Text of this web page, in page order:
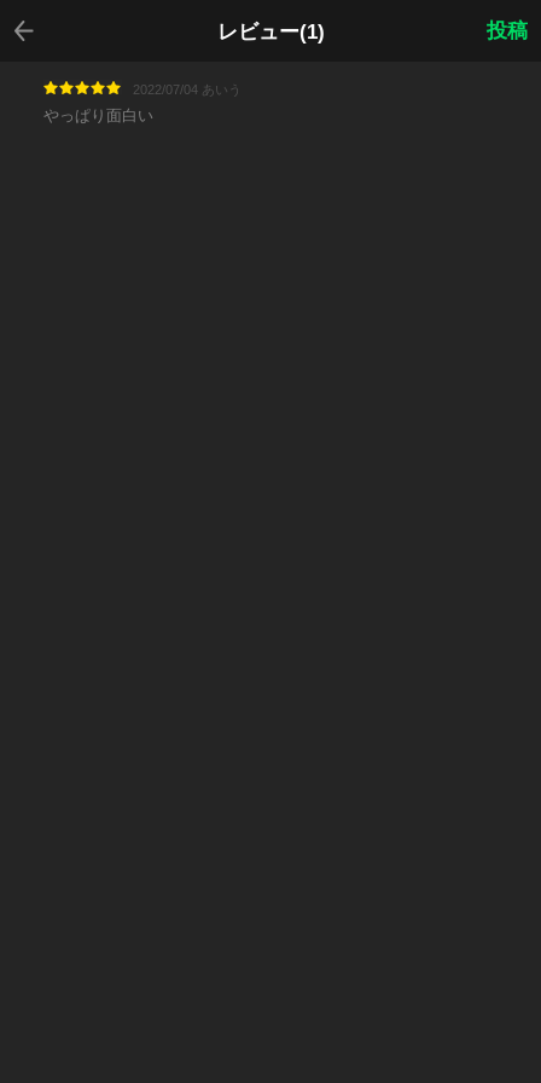
レビュー(1)
戻る
投稿
2022/07/04 あいう
やっぱり面白い